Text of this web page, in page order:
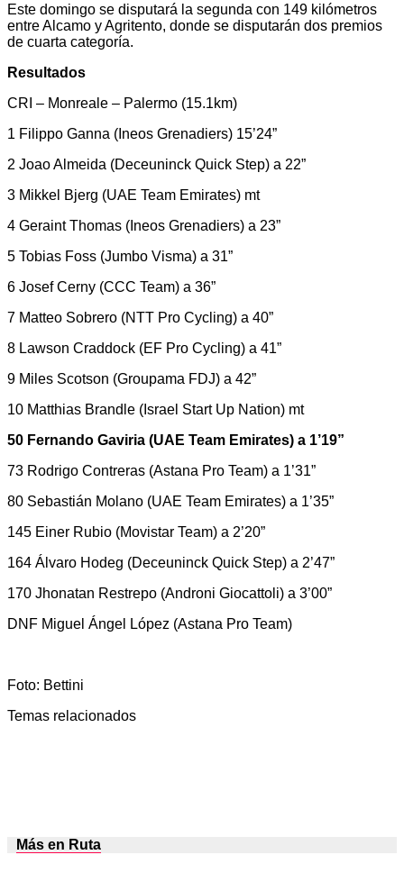
Este domingo se disputará la segunda con 149 kilómetros
entre Alcamo y Agritento, donde se disputarán dos premios
de cuarta categoría.
Resultados
CRI – Monreale – Palermo (15.1km)
1 Filippo Ganna (Ineos Grenadiers) 15’24”
2 Joao Almeida (Deceuninck Quick Step) a 22”
3 Mikkel Bjerg (UAE Team Emirates) mt
4 Geraint Thomas (Ineos Grenadiers) a 23”
5 Tobias Foss (Jumbo Visma) a 31”
6 Josef Cerny (CCC Team) a 36”
7 Matteo Sobrero (NTT Pro Cycling) a 40”
8 Lawson Craddock (EF Pro Cycling) a 41”
9 Miles Scotson (Groupama FDJ) a 42”
10 Matthias Brandle (Israel Start Up Nation) mt
50 Fernando Gaviria (UAE Team Emirates) a 1’19”
73 Rodrigo Contreras (Astana Pro Team) a 1’31”
80 Sebastián Molano (UAE Team Emirates) a 1’35”
145 Einer Rubio (Movistar Team) a 2’20”
164 Álvaro Hodeg (Deceuninck Quick Step) a 2’47”
170 Jhonatan Restrepo (Androni Giocattoli) a 3’00”
DNF Miguel Ángel López (Astana Pro Team)
Foto: Bettini
Temas relacionados
Más en Ruta